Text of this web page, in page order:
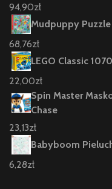
94,90zł
Mudpuppy
68,76zł
LEGO Classic
22,00zł
Spin Master
Chase
23,13zł
Babyboom
6,28zł